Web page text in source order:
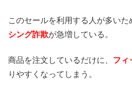
このセールを利用する人が多いた
シング詐欺が急増している。
商品を注文しているだけに、 フィ
りやすくなってしまう。